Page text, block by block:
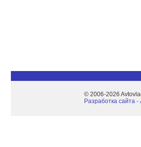
© 2006-2026
Разработка сайта -